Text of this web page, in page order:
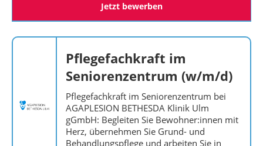
Jetzt bewerben
Pflegefachkraft im
Seniorenzentrum (w/m/d)
Pflegefachkraft im Seniorenzentrum bei
AGAPLESION BETHESDA Klinik Ulm
gGmbH: Begleiten Sie Bewohner:innen mit
Herz, übernehmen Sie Grund- und
Behandlungspflege und arbeiten Sie in